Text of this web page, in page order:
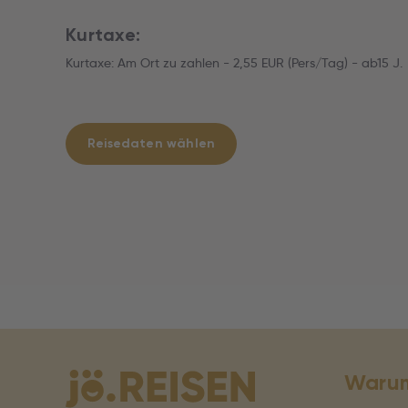
Kurtaxe:
Kurtaxe: Am Ort zu zahlen - 2,55 EUR (Pers/Tag) - ab15 J.
Reisedaten wählen